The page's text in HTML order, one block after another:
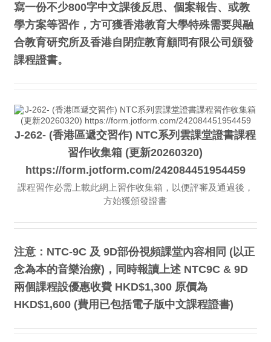
寫一份不少800字中文課後反思、個案報告、或教
學方案等習作，方可獲香港教育大學特殊需要與融
合教育研究所及香港自閉症教育顧問有限公司頒發
課程證書。
J-262- (香港區遞交習作) NTC系列雲課堂證書課程
習作收集箱 (更新20260320)
https://form.jotform.com/242084451954459
課程習作必需上載此網上習作收集箱，以便評審及通過後，
方始獲頒發證書
注意：NTC-9C 及 9D部份視頻課堂內容相同 (以正
念為本的音樂治療)，同時報讀上述 NTC9C & 9D
兩個課程設優惠收費 HKD$1,300 原價為
HKD$1,600 (費用已包括電子版中文課程證書)